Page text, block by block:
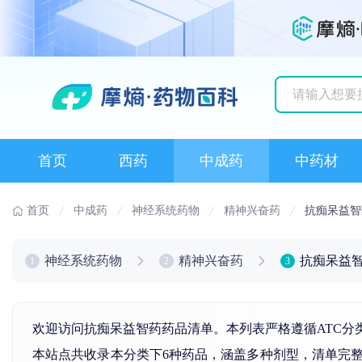
首页 西药 中成药 中药材
首页 中成药 神经系统药物 精神兴奋药 抗痴呆益
神经系统药物 2 精神兴奋药 3 抗痴呆益
欢迎访问抗痴呆益智药药品清单。本列表严格遵循ATC
本站点共收录本分类下6种药品，涵盖多种剂型，清单完